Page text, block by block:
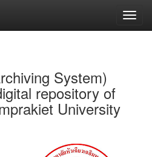
System)
repository of
University